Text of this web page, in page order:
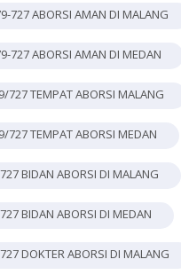
727 ABORSI AMAN DI MALANG
727 ABORSI AMAN DI MEDAN
727 TEMPAT ABORSI MALANG
727 TEMPAT ABORSI MEDAN
BIDAN ABORSI DI MALANG
BIDAN ABORSI DI MEDAN
DOKTER ABORSI DI MALANG